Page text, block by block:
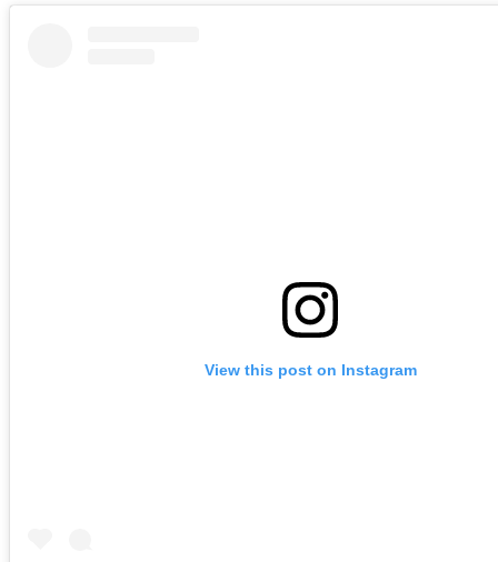
View this post on Instagram